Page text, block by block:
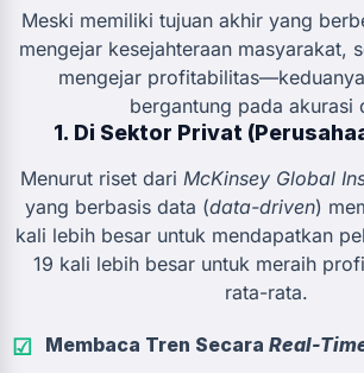
Meski memiliki tujuan akhir yang
mengejar kesejahteraan masyarakat,
mengejar
bergantung pada akurasi
1. Di Sektor Privat
Menurut riset dari McKinsey Global
yang berbasis data (data-driven)
kali lebih besar untuk mendapatkan
19 kali lebih besar untuk meraih
rata-rata.
Membaca Tren Secara Real-